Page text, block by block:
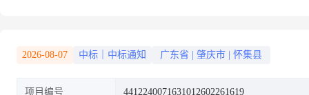
2026-08-07 中标｜中标通知 广东省 肇庆市 怀集县
项目编号 4412240071631012602261619